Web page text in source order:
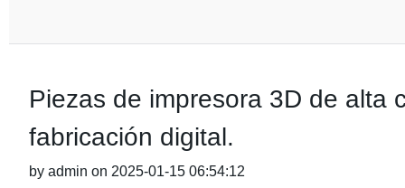
Piezas de impresora 3D de alta
fabricación digital.
by admin on 2025-01-15 06:54:12